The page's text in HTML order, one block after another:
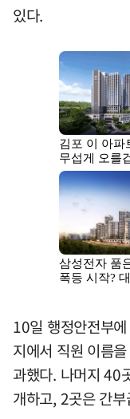
있다.
10일 행정안전부
지에서 직원 이름
과했다. 나머지 40
개하고, 2곳은 간